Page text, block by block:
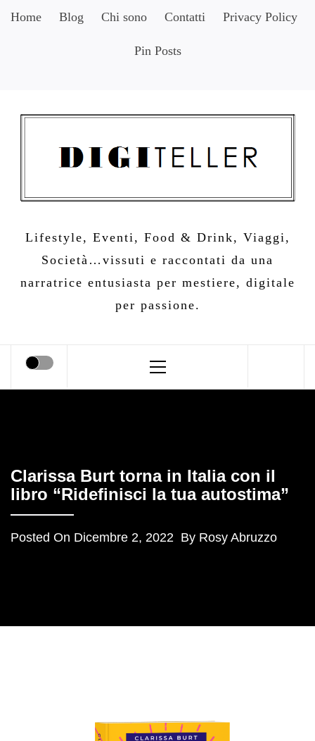
SkipHome Blog Chi sono Contatti Privacy Policy
Pin Posts
Lifestyle, Eventi, Food & Drink, Viaggi,
Società…vissuti e raccontati da una
narratrice entusiasta per mestiere, digitale
per passione.
Menu
Clarissa Burt torna in Italia con il
libro “Ridefinisci la tua autostima”
Posted On Dicembre 2, 2022 By Rosy Abruzzo